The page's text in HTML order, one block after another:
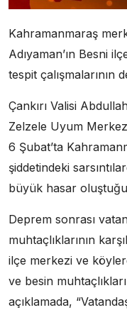
Kahramanmaraş
Adıyaman’ın Besni
tespit çalışmalarının
Çankırı Valisi
Zelzele Uyum
6 Şubat’ta
şiddetindeki
büyük hasar oluştuğu
Deprem sonrası
muhtaçlıklarının
ilçe merkezi ve
ve besin
açıklamada,